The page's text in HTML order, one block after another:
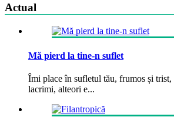
Actual
Mă pierd la tine-n suflet
Îmi place în sufletul tău, frumos și
lacrimi, alteori e...